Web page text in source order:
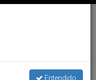
verificar los
boliviana
Entendido